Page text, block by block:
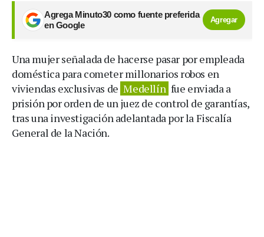
Agrega Minuto30 como fuente preferida
en Google
Agregar
Una mujer señalada de hacerse pasar por empleada
doméstica para cometer millonarios robos en
viviendas exclusivas de Medellín fue enviada a
prisión por orden de un juez de control de garantías,
tras una investigación adelantada por la Fiscalía
General de la Nación.